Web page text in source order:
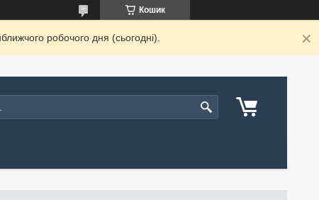
Кошик
робочого дня (сьогодні).